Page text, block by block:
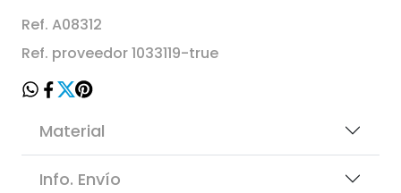
Ref. A08312
Ref. proveedor 1033119-true
Material
Info. Envío